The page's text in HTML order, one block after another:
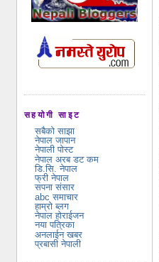
सहयोगी साइट
सबैको साझा
नेपाल जापान
नेपाली पोस्ट
नेपाल अरब डट कम
डि.सि. नेपाल
फ्री नेपाल
सपना संसार
abc समाचार
हाम्रो ब्लग
नेपाल होराईजन
नया पत्रिका
अनलाईन खबर
प्रबासी नेपाली